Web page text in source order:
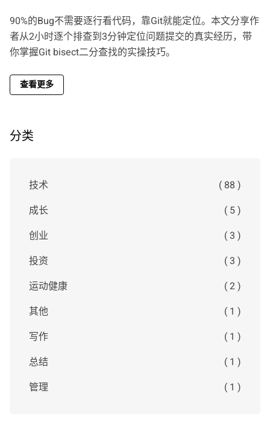
90%的Bug不需要逐行看代码，靠Git就能定位。本文分享作
者从2小时逐个排查到3分钟定位问题提交的真实经历，带
你掌握Git bisect二分查找的实操技巧。
查看更多
分类
技术
( 88 )
成长
( 5 )
创业
( 3 )
投资
( 3 )
运动健康
( 2 )
其他
( 1 )
写作
( 1 )
总结
( 1 )
管理
( 1 )